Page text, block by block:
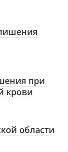
при
крови
области